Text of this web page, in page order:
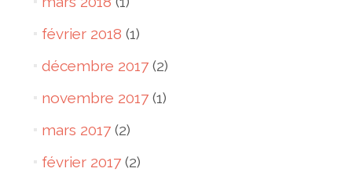
février 2018 (1)
décembre 2017(2)
novembre 2017(1)
mars 2017(2)
février 2017(2)